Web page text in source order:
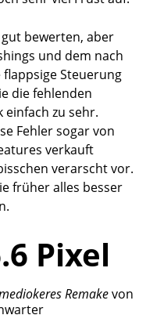
Pixel
Remake